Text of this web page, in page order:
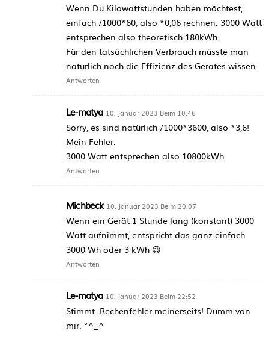
Wenn Du Kilowattstunden haben möchtest,
einfach /1000*60, also *0,06 rechnen. 3000 Watt
entsprechen also theoretisch 180kWh.
Für den tatsächlichen Verbrauch müsste man
natürlich noch die Effizienz des Gerätes wissen.
Antworten
Le-matya 10. Januar 2023 Beim 10:46
Sorry, es sind natürlich /1000*3600, also *3,6!
Mein Fehler.
3000 Watt entsprechen also 10800kWh.
Antworten
Michbeck 10. Januar 2023 Beim 20:07
Wenn ein Gerät 1 Stunde lang (konstant) 3000
Watt aufnimmt, entspricht das ganz einfach
3000 Wh oder 3 kWh 😉
Antworten
Le-matya 10. Januar 2023 Beim 22:52
Stimmt. Rechenfehler meinerseits! Dumm von
mir. °^_^